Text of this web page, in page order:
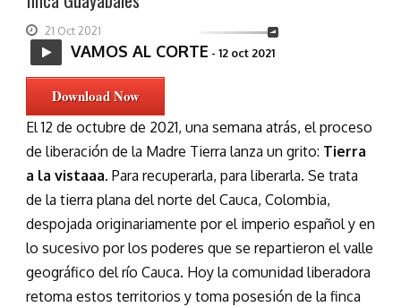
21 Oct 2021
VAMOS AL CORTE - 12 oct 2021
Download Now
El 12 de octubre de 2021, una semana atrás, el proceso
de liberación de la Madre Tierra lanza un grito: Tierra
a la vistaaa. Para recuperarla, para liberarla. Se trata
de la tierra plana del norte del Cauca, Colombia,
despojada originariamente por el imperio español y en
lo sucesivo por los poderes que se repartieron el valle
geográfico del río Cauca. Hoy la comunidad liberadora
retoma estos territorios y toma posesión de la finca